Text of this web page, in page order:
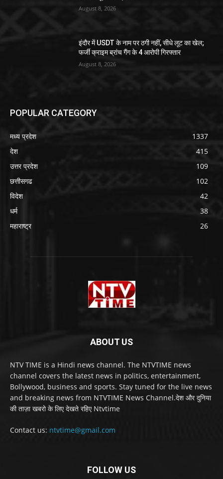
August 8, 2026
इंदौर में USDT के नाम पर ठगी नहीं, सीधे लूट का खेल;
फर्जी क्राइम ब्रांच गैंग के 4 आरोपी गिरफ्तार
August 8, 2026
POPULAR CATEGORY
मध्य प्रदेश
1337
देश
415
उत्तर प्रदेश
109
छत्तीसगढ
102
विदेश
42
धर्म
38
महाराष्ट्र
26
ABOUT US
NTV TIME is a Hindi news channel. The NTVTIME news
channel covers the latest news in politics, entertainment,
Bollywood, business and sports. Stay tuned for the live news
and breaking news from NTVTIME News Channel.देश और दुनिया
की ताज़ा खबरो के लिए देखते रहिए Ntvtime
Contact us: ntvtime@gmail.com
FOLLOW US